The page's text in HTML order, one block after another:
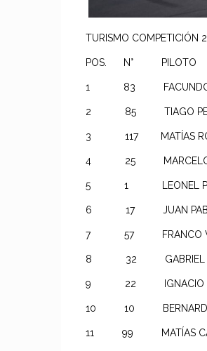
TURISMO COMPETICIÓN
POS. N°
1 83 FACUNDO
2 85 TIAGO
3 117 MATÍAS
4 25 MARCELO
5 1 LEONEL
6 17 JUAN PABLO
7 57 FRANCO
8 32 GABRIEL
9 22 IGNACIO
10 10 BERNARDO
11 99 MATÍAS